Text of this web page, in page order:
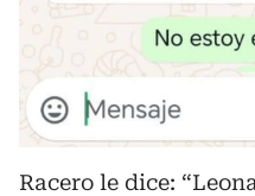
Racero le dice: